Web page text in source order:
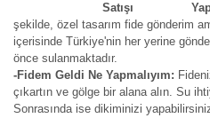
şekilde, özel tasarım fide gönderim
içerisinde Türkiye'nin her yerine
önce sulanmaktadır.
-Fidem Geldi Ne Yapmalıyım:
çıkartın ve gölge bir alana alın. Su
Sonrasında ise dikiminizi